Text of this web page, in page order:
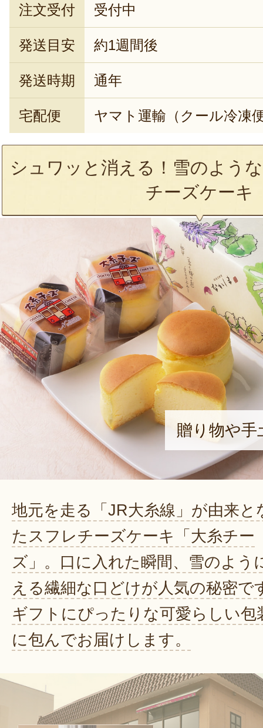
注文受付 受付中
発送目安 約1週間後
発送時期 通年
宅配便 ヤマト運輸（クール冷凍
シュワッと消える！雪のよう
チーズケーキ
贈り物や
地元を走る「JR大糸線」が由来と
たスフレチーズケーキ「大糸チー
ズ」。口に入れた瞬間、雪のよう
える繊細な口どけが人気の秘密で
ギフトにぴったりな可愛らしい包
に包んでお届けします。